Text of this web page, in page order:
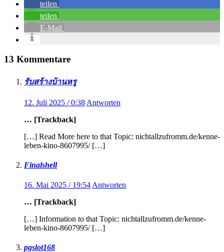
teilen
teilen
E-Mail
13 Kommentare
รับสร้างบ้านหรู
12. Juli 2025 / 0:38 Antworten
… [Trackback]
[…] Read More here to that Topic: nichtallzufromm.de/kenne-
leben-kino-8607995/ […]
Finalshell
16. Mai 2025 / 19:54 Antworten
… [Trackback]
[…] Information to that Topic: nichtallzufromm.de/kenne-
leben-kino-8607995/ […]
pgslot168